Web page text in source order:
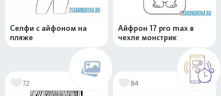
Селфи с айфоном на
пляже
Айфрон 17 pro max в
чехле монстрик
72 84